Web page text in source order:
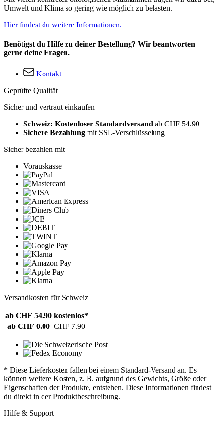
Umwelt und Klima so gering wie möglich zu belasten.
Hier findest du weitere Informationen.
Benötigst du Hilfe zu deiner Bestellung? Wir beantworten
gerne deine Fragen.
Kontakt
Geprüfte Qualität
Sicher und vertraut einkaufen
Schweiz: Kostenloser Standardversand ab CHF 54.90
Sichere Bezahlung mit SSL-Verschlüsselung
Sicher bezahlen mit
Vorauskasse
Versandkosten für Schweiz
ab CHF 54.90 kostenlos*
ab CHF 0.00 CHF 7.90
* Diese Lieferkosten fallen bei einem Standard-Versand an. Es
können weitere Kosten, z. B. aufgrund des Gewichts, Größe oder
Eigenschaften der Produkte, entstehen. Diese Informationen findest
du direkt in der Produktbeschreibung.
Hilfe & Support